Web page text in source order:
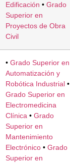
Edificación • Grado
Superior en
Proyectos de Obra
Civil
• Grado Superior en
Automatización y
Robótica Industrial •
Grado Superior en
Electromedicina
Clínica • Grado
Superior en
Mantenimiento
Electrónico • Grado
Superior en